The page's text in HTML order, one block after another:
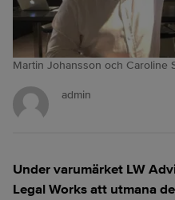
Martin Johansson och Caroline
admin
Under varumärket LW
Legal Works att utmana